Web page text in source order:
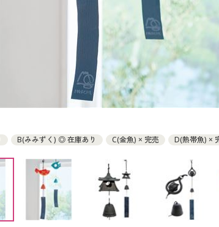
B(みみずく) ◎ 在庫あり C(金魚) × 完売 D(熱帯魚) ×